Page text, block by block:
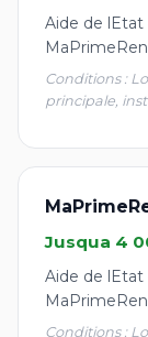
Aide de
Conditions :
principale,
Jusqua 4
Aide de
Conditions :